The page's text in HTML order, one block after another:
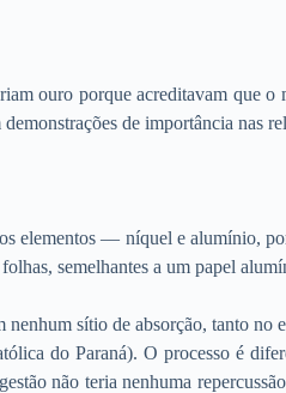
ouro porque acreditavam que
de importância nas
elementos — níquel e alumínio,
semelhantes a um papel
sítio de absorção, tanto
do Paraná). O processo é
não teria nenhuma